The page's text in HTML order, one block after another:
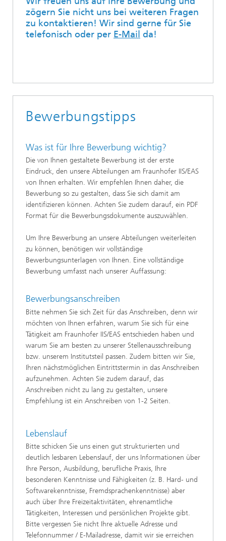
zögern Sie nicht uns bei weiteren Fragen
zu kontaktieren! Wir sind gerne für Sie
telefonisch oder per E-Mail da!
Bewerbungstipps
Was ist für Ihre Bewerbung wichtig?
Die von Ihnen gestaltete Bewerbung ist der erste
Eindruck, den unsere Abteilungen am Fraunhofer IIS/EAS
von Ihnen erhalten. Wir empfehlen Ihnen daher, die
Bewerbung so zu gestalten, dass Sie sich damit am
identifizieren können. Achten Sie zudem darauf, ein PDF
Format für die Bewerbungsdokumente auszuwählen.
Um Ihre Bewerbung an unsere Abteilungen weiterleiten
zu können, benötigen wir vollständige
Bewerbungsunterlagen von Ihnen. Eine vollständige
Bewerbung umfasst nach unserer Auffassung:
Bewerbungsanschreiben
Bitte nehmen Sie sich Zeit für das Anschreiben, denn wir
möchten von Ihnen erfahren, warum Sie sich für eine
Tätigkeit am Fraunhofer IIS/EAS entschieden haben und
warum Sie am besten zu unserer Stellenausschreibung
bzw. unserem Institutsteil passen. Zudem bitten wir Sie,
Ihren nächstmöglichen Eintrittstermin in das Anschreiben
aufzunehmen. Achten Sie zudem darauf, das
Anschreiben nicht zu lang zu gestalten, unsere
Empfehlung ist ein Anschreiben von 1-2 Seiten.
Lebenslauf
Bitte schicken Sie uns einen gut strukturierten und
deutlich lesbaren Lebenslauf, der uns Informationen über
Ihre Person, Ausbildung, berufliche Praxis, Ihre
besonderen Kenntnisse und Fähigkeiten (z. B. Hard- und
Softwarekenntnisse, Fremdsprachenkenntnisse) aber
auch über Ihre Freizeitaktivitäten, ehrenamtliche
Tätigkeiten, Interessen und persönlichen Projekte gibt.
Bitte vergessen Sie nicht Ihre aktuelle Adresse und
Telefonnummer / E-Mailadresse, damit wir sie erreichen